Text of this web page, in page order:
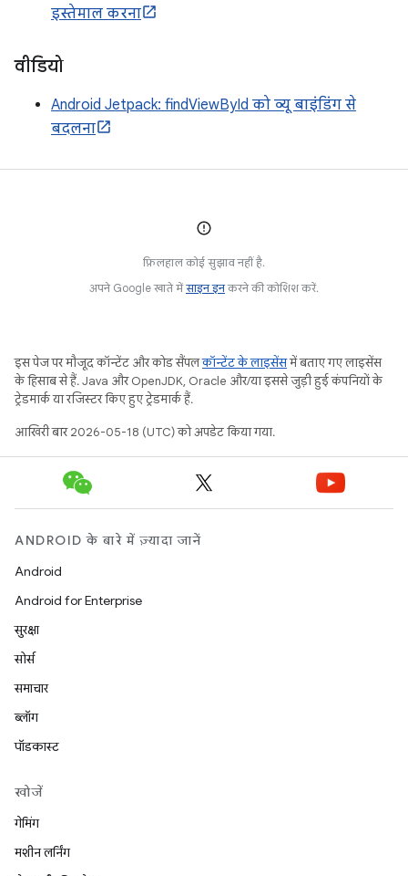
इस्तेमाल करना
वीडियो
Android Jetpack: findViewById को व्यू बाइंडिंग से
बदलना
फ़िलहाल कोई सुझाव नहीं है.
अपने Google खाते मेंसाइन इनकरने की कोशिश करें.
इस पेज पर मौजूद कॉन्टेंट और कोड सैंपलकॉन्टेंट के लाइसेंसमें बताए गए लाइसेंस
के हिसाब से हैं. Java और OpenJDK, Oracle और/या इससे जुड़ी हुई कंपनियों के
ट्रेडमार्क या रजिस्टर किए हुए ट्रेडमार्क हैं.
आखिरी बार 2026-05-18 (UTC) को अपडेट किया गया.
ANDROID के बारे में ज़्यादा जानें
Android
Android for Enterprise
सुरक्षा
सोर्स
समाचार
ब्लॉग
पॉडकास्ट
खोजें
गेमिंग
मशीन लर्निंग